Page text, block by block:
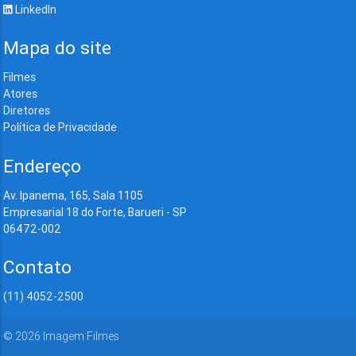
LinkedIn
Mapa do site
Filmes
Atores
Diretores
Política de Privacidade
Endereço
Av. Ipanema, 165, Sala 1105
Empresarial 18 do Forte, Barueri - SP
06472-002
Contato
(11) 4052-2500
© 2026 Imagem Filmes